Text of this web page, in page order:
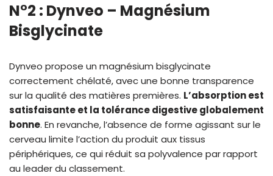
N°2 : Dynveo – Magnésium
Bisglycinate
Dynveo propose un magnésium bisglycinate
correctement chélaté, avec une bonne transparence
sur la qualité des matières premières. L’absorption est
satisfaisante et la tolérance digestive globalement
bonne. En revanche, l’absence de forme agissant sur le
cerveau limite l’action du produit aux tissus
périphériques, ce qui réduit sa polyvalence par rapport
au leader du classement.